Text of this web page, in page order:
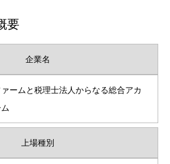
要
企業名
ームと税理士法人からなる総合アカ
上場種別